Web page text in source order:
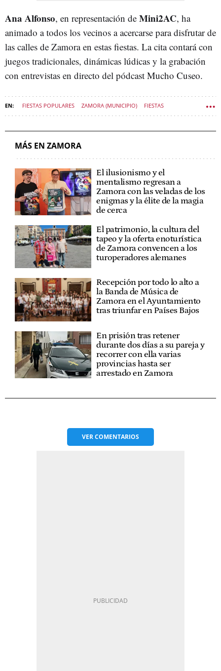
Ana Alfonso, en representación de Mini2AC, ha
animado a todos los vecinos a acercarse para disfrutar de
las calles de Zamora en estas fiestas. La cita contará con
juegos tradicionales, dinámicas lúdicas y la grabación
con entrevistas en directo del pódcast Mucho Cuseo.
FIESTAS POPULARES ZAMORA (MUNICIPIO) FIESTAS
MÁS EN ZAMORA
El ilusionismo y el
mentalismo regresan a
Zamora con las veladas de los
enigmas y la élite de la magia
de cerca
El patrimonio, la cultura del
tapeo y la oferta enoturística
de Zamora convencen a los
turoperadores alemanes
Recepción por todo lo alto a
la Banda de Música de
Zamora en el Ayuntamiento
tras triunfar en Países Bajos
En prisión tras retener
durante dos días a su pareja y
recorrer con ella varias
provincias hasta ser
arrestado en Zamora
VERCOMENTARIOS